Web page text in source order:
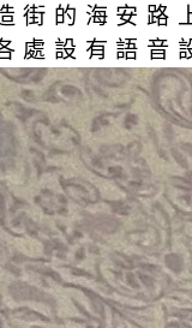
街的海安
處設有語音